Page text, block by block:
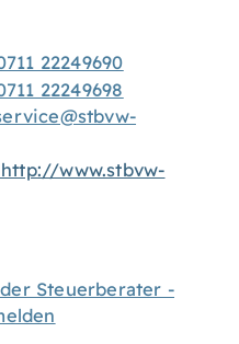
22249690
22249698
http://www.stbvw-
Steuerberater -